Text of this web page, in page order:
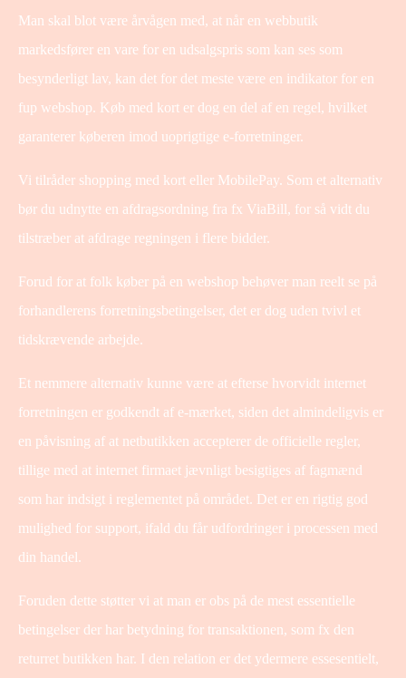
Man skal blot være årvågen med, at når en webbutik
markedsfører en vare for en udsalgspris som kan ses som
besynderligt lav, kan det for det meste være en indikator for en
fup webshop. Køb med kort er dog en del af en regel, hvilket
garanterer køberen imod uoprigtige e-forretninger.
Vi tilråder shopping med kort eller MobilePay. Som et alternativ
bør du udnytte en afdragsordning fra fx ViaBill, for så vidt du
tilstræber at afdrage regningen i flere bidder.
Forud for at folk køber på en webshop behøver man reelt se på
forhandlerens forretningsbetingelser, det er dog uden tvivl et
tidskrævende arbejde.
Et nemmere alternativ kunne være at efterse hvorvidt internet
forretningen er godkendt af e-mærket, siden det almindeligvis er
en påvisning af at netbutikken accepterer de officielle regler,
tillige med at internet firmaet jævnligt besigtiges af fagmænd
som har indsigt i reglementet på området. Det er en rigtig god
mulighed for support, ifald du får udfordringer i processen med
din handel.
Foruden dette støtter vi at man er obs på de mest essentielle
betingelser der har betydning for transaktionen, som fx den
returret butikken har. I den relation er det ydermere essesentielt,